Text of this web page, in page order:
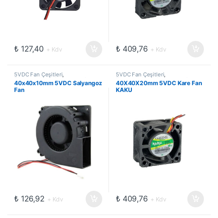
₺127,40 + Kdv ₺409,76 + Kdv
5VDC Fan Çeşitleri
Elektromekanik Kompanentler
Fanlar
40x40x10mm 5VDC Salyangoz
Fan
₺126,92 + Kdv
5VDC Fan Çeşitleri
Elektromekanik Kompanentler,
Fanlar
40X40X20mm 5VDC Kare Fan
KAKU
₺409,76 + Kdv